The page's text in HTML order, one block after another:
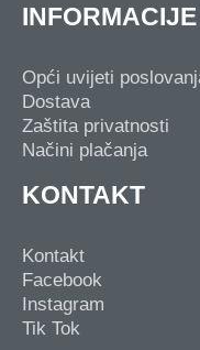
INFORMACIJE
Opći uvijeti
Dostava
Zaštita privatnosti
Načini plačanja
KONTAKT
Kontakt
Facebook
Instagram
Tik Tok